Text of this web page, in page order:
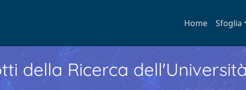
Home Sfoglia
della Ricerca